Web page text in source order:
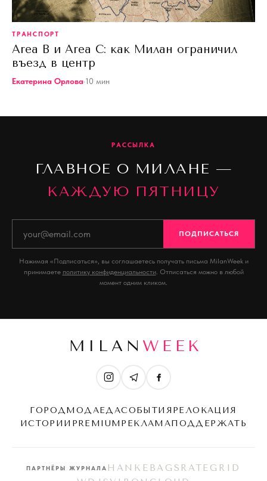
ТРАНСПОРТ
Area B и Area C: как Милан ограничил
въезд в центр
Екатерина Орлова·10 мин
РАССЫЛКА
ГЛАВНОЕ О МИЛАНЕ —
КАЖДУЮ ПЯТНИЦУ
ПОДПИСАТЬСЯ
Нажимая «Подписаться», вы соглашаетесь получать письма MilanWeek и
принимаете политику конфиденциальности. Отписаться можно в любой
момент одним кликом.
MILAN WEEK
ГОРОДМОДАЕДАСОБЫТИЯ РЕЛОКАЦИЯ
ИСТОРИИ PREMIUM РЕКЛАМАПОДДЕРЖАТЬ
ПАРТНЁРЫ ЖУРНАЛА HANKEBAGS RATEGRID